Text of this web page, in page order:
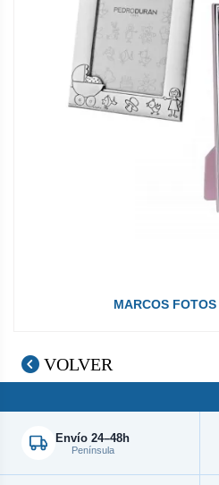
MARCOS
VOLVER
Envío 24–48h
Península